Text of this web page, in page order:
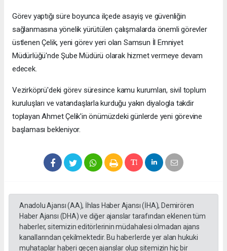
Görev yaptığı süre boyunca ilçede asayiş ve güvenliğin
sağlanmasına yönelik yürütülen çalışmalarda önemli görevler
üstlenen Çelik, yeni görev yeri olan Samsun İl Emniyet
Müdürlüğü'nde Şube Müdürü olarak hizmet vermeye devam
edecek.
Vezirköprü'deki görev süresince kamu kurumları, sivil toplum
kuruluşları ve vatandaşlarla kurduğu yakın diyalogla takdir
toplayan Ahmet Çelik'in önümüzdeki günlerde yeni görevine
başlaması bekleniyor.
Anadolu Ajansı (AA), İhlas Haber Ajansı (İHA), Demirören
Haber Ajansı (DHA) ve diğer ajanslar tarafından eklenen tüm
haberler, sitemizin editörlerinin müdahalesi olmadan ajans
kanallarından çekilmektedir. Bu haberlerde yer alan hukuki
muhataplar haberi geçen ajanslar olup sitemizin hiç bir